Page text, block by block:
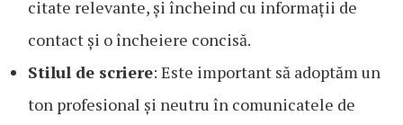
citate relevante, și încheind cu informații de
contact și o încheiere concisă.
Stilul de scriere: Este important să adoptăm un
ton profesional și neutru în comunicatele de